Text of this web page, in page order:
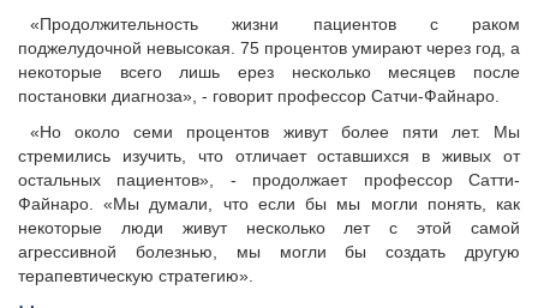
«Продолжительность жизни пациентов с раком
поджелудочной невысокая. 75 процентов умирают через год, а
некоторые всего лишь ерез несколько месяцев после
постановки диагноза», - говорит профессор Сатчи-Файнаро.
«Но около семи процентов живут более пяти лет. Мы
стремились изучить, что отличает оставшихся в живых от
остальных пациентов», - продолжает профессор Сатти-
Файнаро. «Мы думали, что если бы мы могли понять, как
некоторые люди живут несколько лет с этой самой
агрессивной болезнью, мы могли бы создать другую
терапевтическую стратегию».